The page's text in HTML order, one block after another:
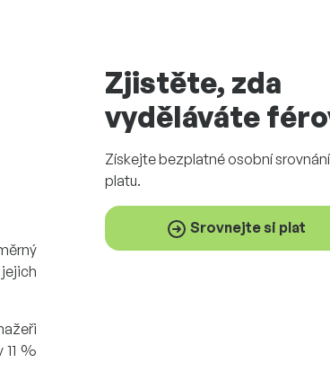
%
Zjistěte, zda
vyděláváte
Získejtebezplatnéosobní srovnání
platu.
Srovnejte si plat